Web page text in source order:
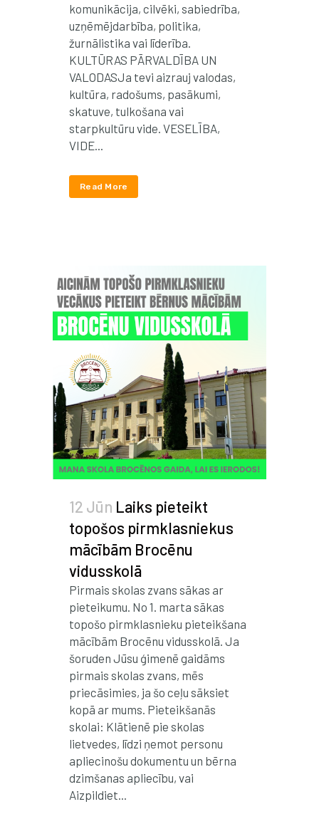
komunikācija, cilvēki, sabiedrība,
uzņēmējdarbība, politika,
žurnālistika vai līderība.
KULTŪRAS PĀRVALDĪBA UN
VALODASJa tevi aizrauj valodas,
kultūra, radošums, pasākumi,
skatuve, tulkošana vai
starpkultūru vide. VESELĪBA,
VIDE...
Read More
12 Jūn Laiks pieteikt
topošos pirmklasniekus
mācībām Brocēnu
vidusskolā
Pirmais skolas zvans sākas ar
pieteikumu. No 1. marta sākas
topošo pirmklasnieku pieteikšana
mācībām Brocēnu vidusskolā. Ja
šoruden Jūsu ģimenē gaidāms
pirmais skolas zvans, mēs
priecāsimies, ja šo ceļu sāksiet
kopā ar mums. Pieteikšanās
skolai: Klātienē pie skolas
lietvedes, līdzi ņemot personu
apliecinošu dokumentu un bērna
dzimšanas apliecību, vai
Aizpildiet...